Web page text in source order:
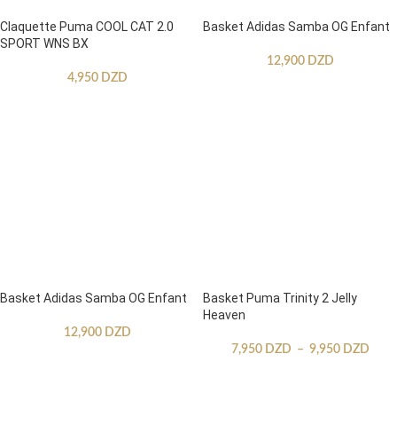
Claquette Puma COOL CAT 2.0
SPORT WNS BX
4,950 DZD
Basket Adidas Samba OG Enfant
12,900 DZD
Basket Adidas Samba OG Enfant
12,900 DZD
Basket Puma Trinity 2 Jelly
Heaven
7,950 DZD – 9,950 DZD